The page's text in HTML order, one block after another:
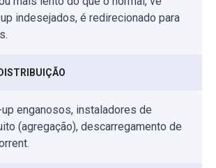
indesejados, é redirecionado para
enganosos, instaladores de
(agregação), descarregamento de